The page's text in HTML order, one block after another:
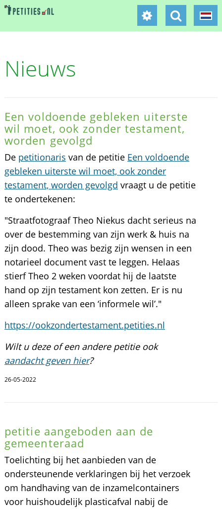
Nieuws
Een voldoende gebleken uiterste
wil moet, ook zonder testament,
worden gevolgd
De petitionaris van de petitie Een voldoende
gebleken uiterste wil moet, ook zonder
testament, worden gevolgd vraagt u de petitie
te ondertekenen:
"Straatfotograaf Theo Niekus dacht serieus na
over de bestemming van zijn werk & huis na
zijn dood. Theo was bezig zijn wensen in een
notarieel document vast te leggen. Helaas
stierf Theo 2 weken voordat hij de laatste
hand op zijn testament kon zetten. Er is nu
alleen sprake van een ‘informele wil’."
https://ookzondertestament.petities.nl
Wilt u deze of een andere petitie ook
aandacht geven hier?
26-05-2022
petitie aangeboden aan de
gemeenteraad
Toelichting bij het aanbieden van de
ondersteunende verklaringen bij het verzoek
om handhaving van de inzamelcontainers
voor huishoudelijk plasticafval nabij de